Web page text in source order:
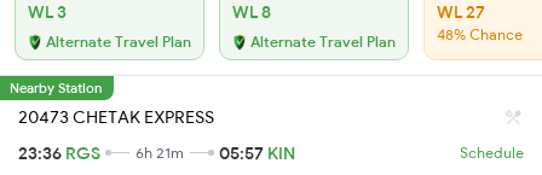
WL 3
Alternate Travel Plan
WL 8
Alternate Travel Plan
WL 27
48% Chance
Nearby Station
20473 CHETAK EXPRESS
23:36 RGS 6h 21m 05:57 KIN Schedule